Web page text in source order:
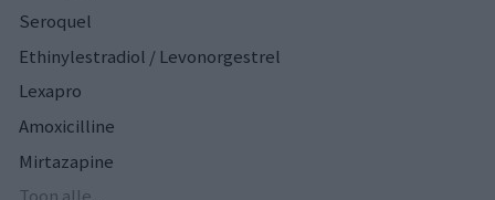
Seroquel
Ethinylestradiol / Levonorgestrel
Lexapro
Amoxicilline
Mirtazapine